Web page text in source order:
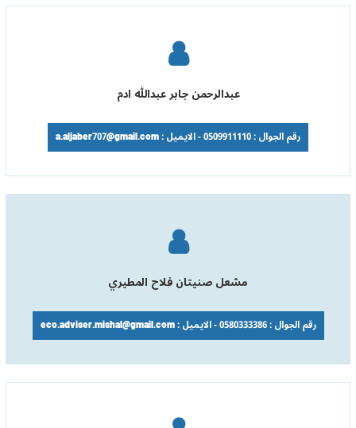
عبدالرحمن جابر عبدالله ادم
رقم الجوال : 0509911110 - الايميل : a.aljaber707@gmail.com
مشعل صنيتان فلاح المطيري
رقم الجوال : 0580333386 - الايميل : eco.adviser.mishal@gmail.com